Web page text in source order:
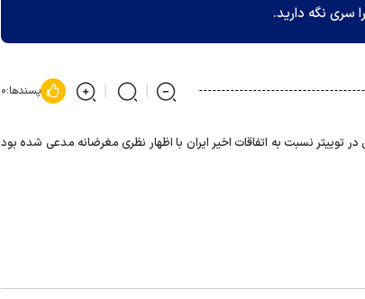
سری نگه دارید.
پسندها:۰
نسبت به اتفاقات اخیر ایران با اظهار نظری مغرضانه مدعی شده بود